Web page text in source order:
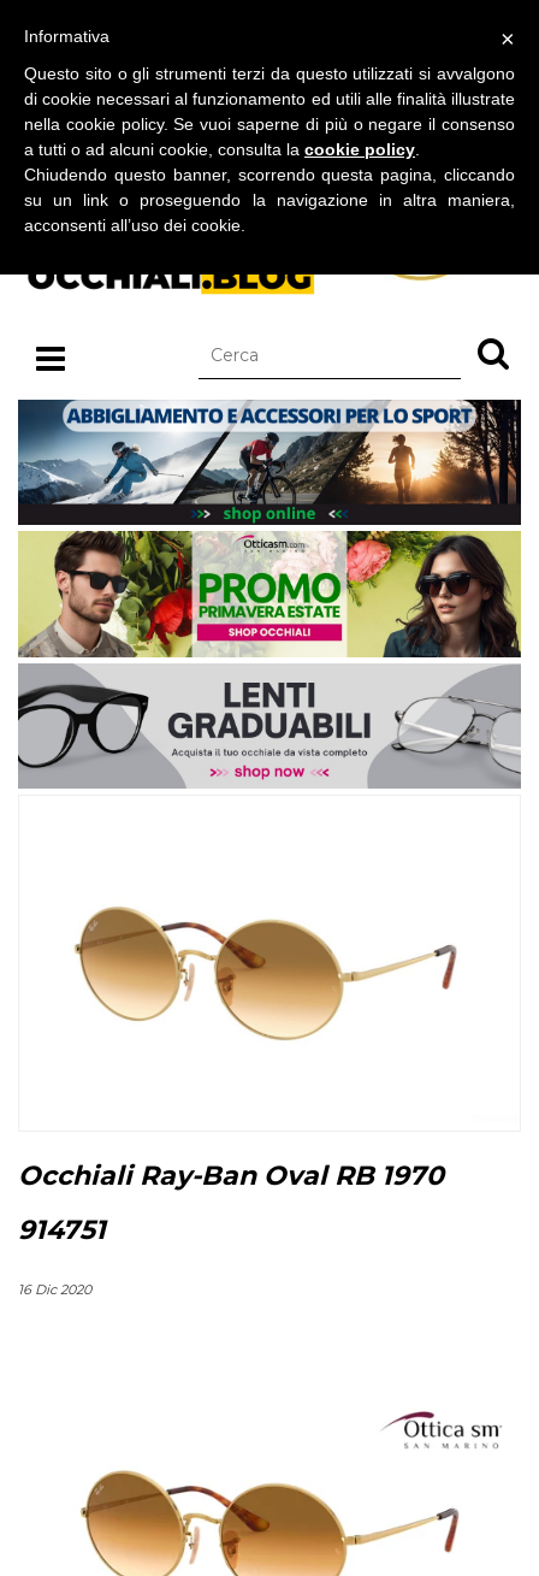
BLOG SU OCCHIALI DA SOLE E OCCHIALI DA VISTA
Occhiali Ray-Ban Oval RB 1970
914751
16 Dic 2020
×
Informativa
Questo sito o gli strumenti terzi da questo utilizzati si avvalgono
di cookie necessari al funzionamento ed utili alle finalità illustrate
nella cookie policy. Se vuoi saperne di più o negare il consenso
a tutti o ad alcuni cookie, consulta la cookie policy
Chiudendo questo banner, scorrendo questa pagina, cliccando
su un link o proseguendo la navigazione in altra maniera,
acconsenti all’uso dei cookie.